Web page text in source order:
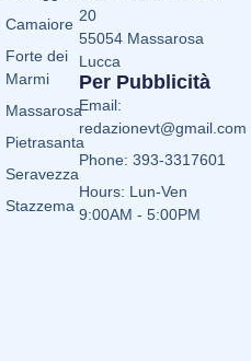
Camaiore
Forte dei
Marmi
Massarosa
Pietrasanta
Seravezza
Stazzema
20
55054 Massarosa
Lucca
Per Pubblicità
Email:
redazionevt@gmail.com
Phone: 393-3317601
Hours: Lun-Ven
9:00AM - 5:00PM